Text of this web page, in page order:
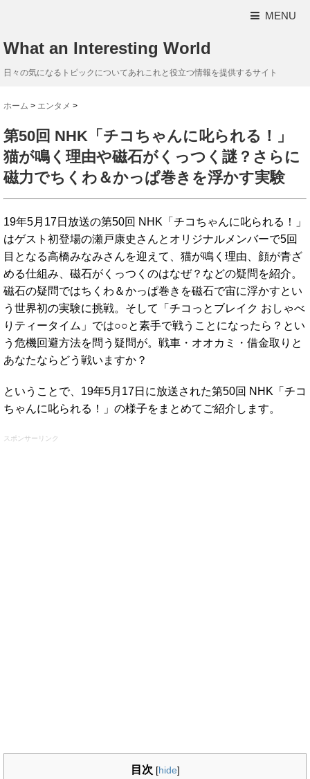
MENU
What an Interesting World
日々の気になるトピックについてあれこれと役立つ情報を提供するサイト
ホーム > エンタメ >
第50回 NHK「チコちゃんに叱られる！」
猫が鳴く理由や磁石がくっつく謎？さらに
磁力でちくわ＆かっぱ巻きを浮かす実験
19年5月17日放送の第50回 NHK「チコちゃんに叱られる！」
はゲスト初登場の瀬戸康史さんとオリジナルメンバーで5回
目となる高橋みなみさんを迎えて、猫が鳴く理由、顔が青ざ
める仕組み、磁石がくっつくのはなぜ？などの疑問を紹介。
磁石の疑問ではちくわ＆かっぱ巻きを磁石で宙に浮かすとい
う世界初の実験に挑戦。そして「チコっとブレイク おしゃべ
りティータイム」では○○と素手で戦うことになったら？とい
う危機回避方法を問う疑問が。戦車・オオカミ・借金取りと
あなたならどう戦いますか？
ということで、19年5月17日に放送された第50回 NHK「チコ
ちゃんに叱られる！」の様子をまとめてご紹介します。
スポンサーリンク
目次 [hide]